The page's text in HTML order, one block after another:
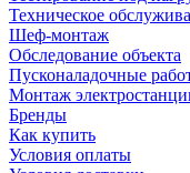
Техническое
Шеф-монтаж
Обследование объекта
Пусконаладочные
Монтаж
Бренды
Как купить
Условия оплаты